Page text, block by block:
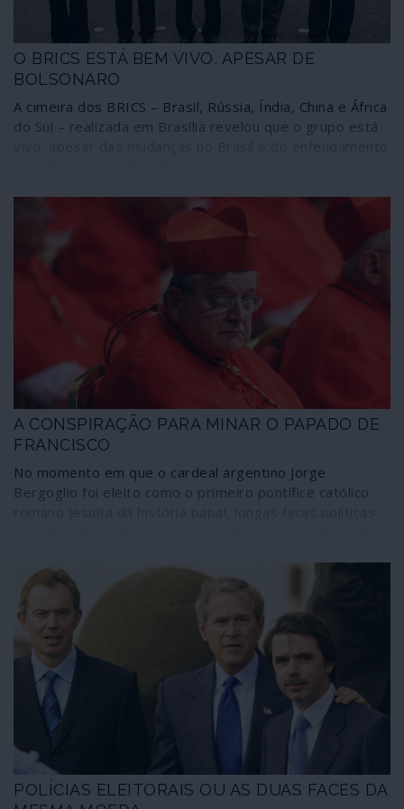
O BRICS ESTÁ BEM VIVO, APESAR DE
BOLSONARO
A cimeira dos BRICS – Brasil, Rússia, Índia, China e África
do Sul – realizada em Brasília revelou que o grupo está
a abrir espaços económicos onde a crise neoliberal
consegue convergências de interesses aparentemente
A CONSPIRAÇÃO PARA MINAR O PAPADO DE
FRANCISCO
No momento em que o cardeal argentino Jorge
Bergoglio foi eleito como o primeiro pontífice católico
obrigado a lidar com o seu antecessor direitista, o papa
Bento XVI – uma situação rara nos anais pontifícios –
que insistiu em continuar a morar num apartamento
situado no território do Vaticano. Bento não se limita a
gozar uma reforma tranquila: conspira contra Francisco
envolvendo pessoas e entidades influentes no Vaticano,
em Itália, nos Estados Unidos e em outros países.
POLÍCIAS ELEITORAIS OU AS DUAS FACES DA